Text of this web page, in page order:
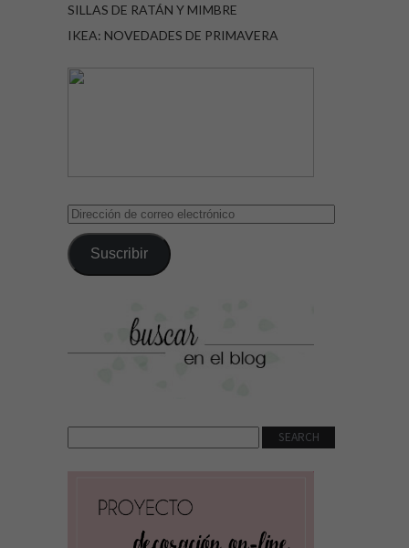
SILLAS DE RATÁN Y MIMBRE
IKEA: NOVEDADES DE PRIMAVERA
Dirección
correo
electrónico
Suscribir